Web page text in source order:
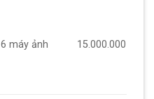
6 máy ảnh 15.000.000